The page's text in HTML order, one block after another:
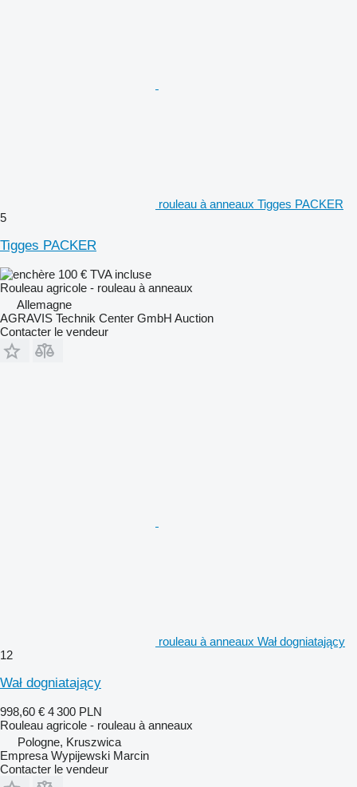
rouleau à anneaux Tigges PACKER
5
Tigges PACKER
100 € TVA incluse
Rouleau agricole - rouleau à anneaux
Allemagne
AGRAVIS Technik Center GmbH Auction
Contacter le vendeur
rouleau à anneaux Wał dogniatający
12
Wał dogniatający
998,60 € 4 300 PLN
Rouleau agricole - rouleau à anneaux
Pologne, Kruszwica
Empresa Wypijewski Marcin
Contacter le vendeur